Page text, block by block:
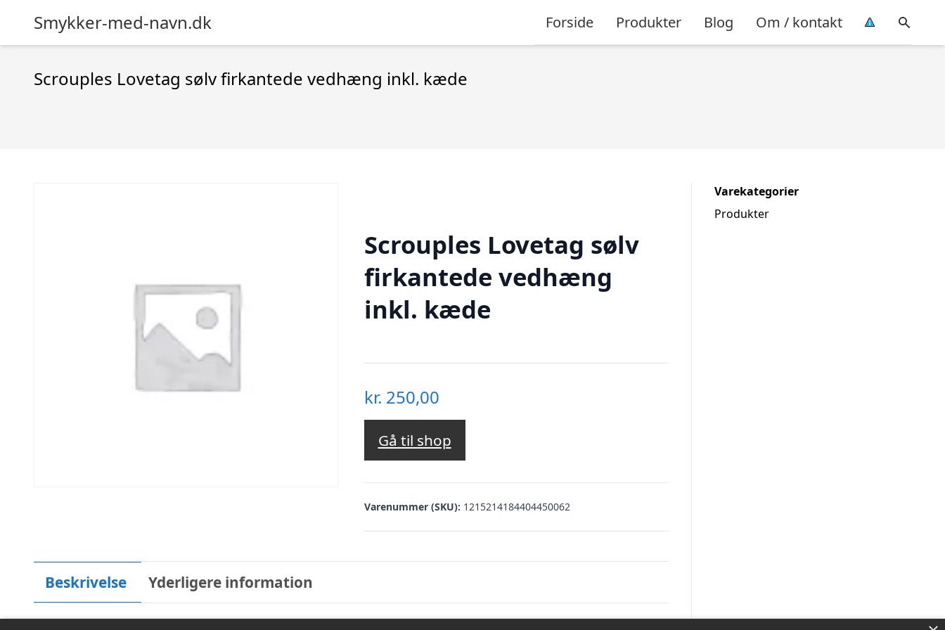
Smykker-med-navn.dk Forside Produkter Blog Om / kontakt
Scrouples Lovetag sølv firkantede vedhæng inkl. kæde
Scrouples Lovetag sølv
firkantede vedhæng
inkl. kæde
kr. 250,00
Gå til shop
Varenummer (SKU): 1215214184404450062
Beskrivelse Yderligere information
Varekategorier
Produkter